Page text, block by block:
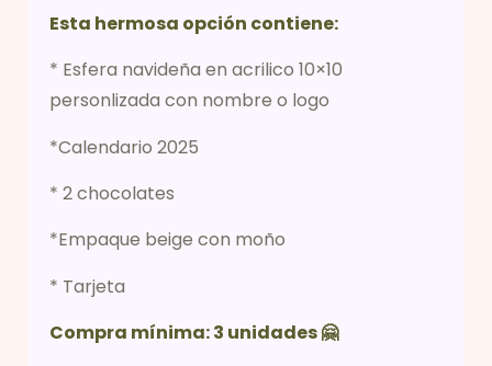
Esta hermosa opción contiene:
* Esfera navideña en acrilico 10×10
personlizada con nombre o logo
*Calendario 2025
* 2 chocolates
*Empaque beige con moño
* Tarjeta
Compra mínima: 3 unidades 🤗